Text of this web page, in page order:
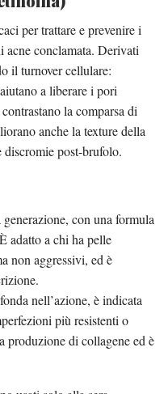
per trattare e prevenire i
acne conclamata. Derivati
il turnover cellulare:
a liberare i pori
la comparsa di
anche la texture della
discromie post-brufolo.
con una formula
adatto a chi ha pelle
non aggressivi, ed è
nell’azione, è indicata
più resistenti o
produzione di collagene ed è